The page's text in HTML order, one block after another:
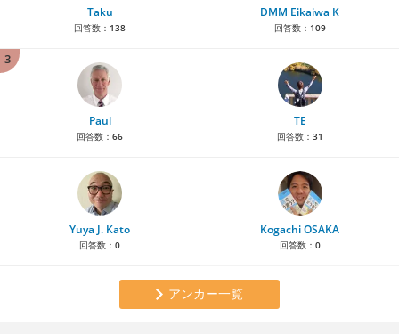
Taku
回答数： 138
DMM Eikaiwa K
回答数： 109
3
Paul
回答数： 66
TE
回答数： 31
Yuya J. Kato
回答数： 0
Kogachi OSAKA
回答数： 0
アンカー一覧